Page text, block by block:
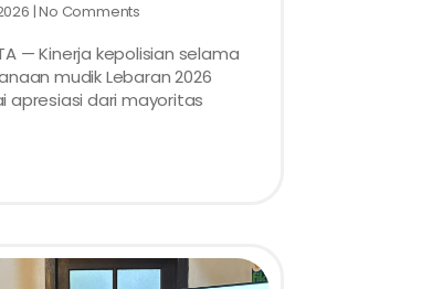
No Comments
— Kinerja kepolisian selama
mudik Lebaran 2026
apresiasi dari mayoritas